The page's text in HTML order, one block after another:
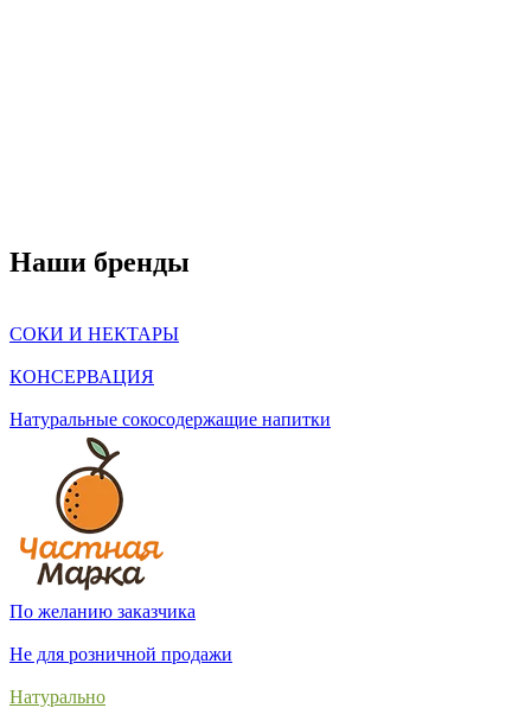
Наши бренды
СОКИ И НЕКТАРЫ
КОНСЕРВАЦИЯ
Натуральные сокосодержащие напитки
По желанию заказчика
Не для розничной продажи
Натурально